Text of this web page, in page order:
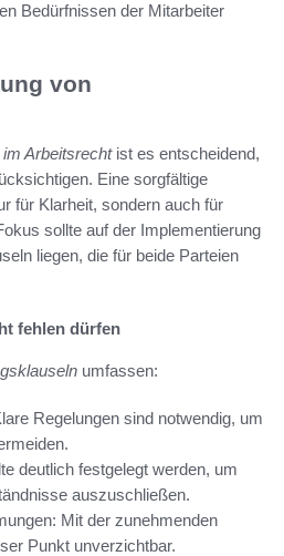
Bedürfnissen der Mitarbeiter
von
Arbeitsrechtist es entscheidend,
Eine sorgfältige
für Klarheit, sondern auch für
sollte auf der Implementierung
liegen, die für beide Parteien
fehlen dürfen
umfassen:
Regelungen sind notwendig, um
deutlich festgelegt werden, um
auszuschließen.
Mit der zunehmenden
Punkt unverzichtbar.